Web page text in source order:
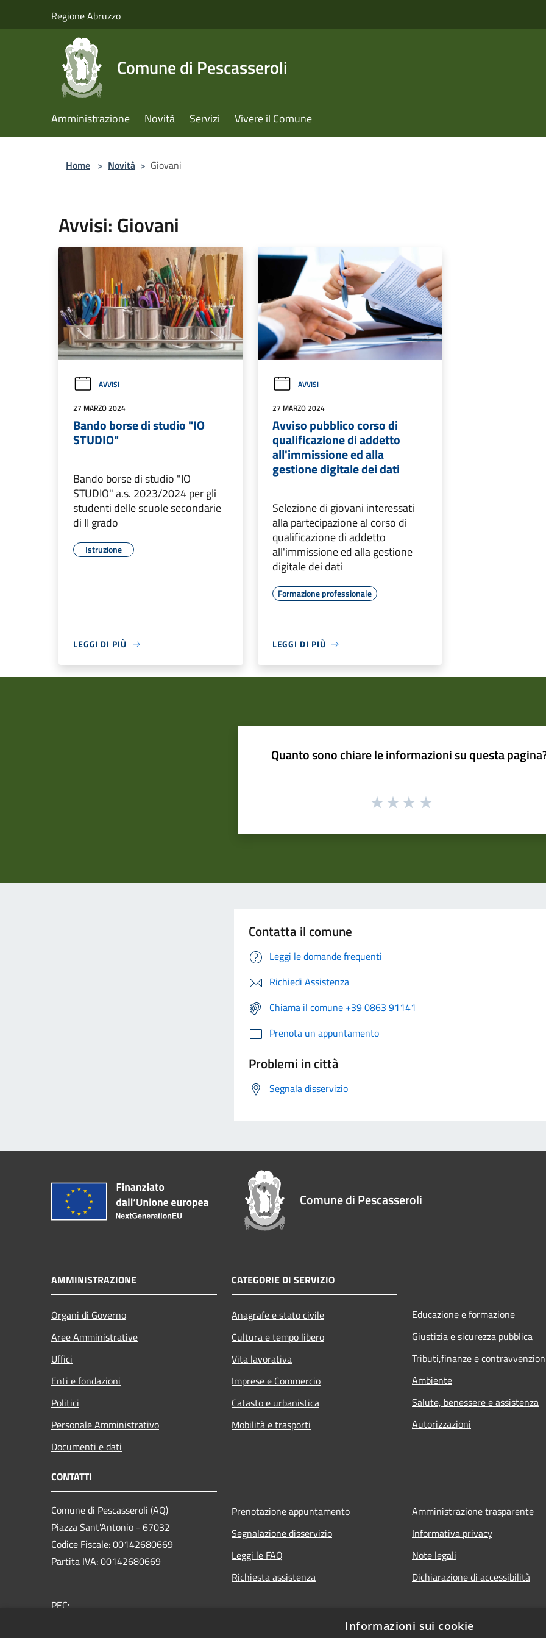
Regione Abruzzo
Comune di Pescasseroli
Amministrazione Novità Servizi Vivere il Comune
Home > Novità > Giovani
Avvisi: Giovani
AVVISI
27 MARZO 2024
Bando borse di studio "IO
STUDIO"
Bando borse di studio "IO
STUDIO" a.s. 2023/2024 per gli
studenti delle scuole secondarie
di II grado
Istruzione
LEGGI DI PIÙ
AVVISI
27 MARZO 2024
Avviso pubblico corso di
qualificazione di addetto
all'immissione ed alla
gestione digitale dei dati
Selezione di giovani interessati
alla partecipazione al corso di
qualificazione di addetto
all'immissione ed alla gestione
digitale dei dati
Formazione professionale
LEGGI DI PIÙ
Quanto sono chiare le informazioni su questa
Contatta il comune
Leggi le domande frequenti
Richiedi Assistenza
Chiama il comune +39 0863 91141
Prenota un appuntamento
Problemi in città
Segnala disservizio
Comune di Pescasseroli
AMMINISTRAZIONE
Organi di Governo
Aree Amministrative
Uffici
Enti e fondazioni
Politici
Personale Amministrativo
Documenti e dati
CATEGORIE DI SERVIZIO
Anagrafe e stato civile
Cultura e tempo libero
Vita lavorativa
Imprese e Commercio
Catasto e urbanistica
Mobilità e trasporti
Educazione e formazione
Giustizia e sicurezza pubblica
Tributi,finanze e
Ambiente
Salute, benessere e assistenza
Autorizzazioni
CONTATTI
Comune di Pescasseroli (AQ)
Piazza Sant'Antonio - 67032
Codice Fiscale: 00142680669
Partita IVA: 00142680669
PEC:
Prenotazione appuntamento
Segnalazione disservizio
Leggi le FAQ
Richiesta assistenza
Amministrazione trasparente
Informativa privacy
Note legali
Dichiarazione di accessibilità
Informazioni sui cookie